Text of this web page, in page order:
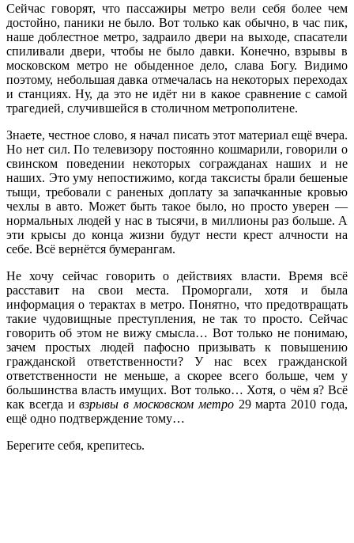
Сейчас говорят, что пассажиры метро вели себя более чем
достойно, паники не было. Вот только как обычно, в час пик,
наше доблестное метро, задраило двери на выходе, спасатели
спиливали двери, чтобы не было давки. Конечно, взрывы в
московском метро не обыденное дело, слава Богу. Видимо
поэтому, небольшая давка отмечалась на некоторых переходах
и станциях. Ну, да это не идёт ни в какое сравнение с самой
трагедией, случившейся в столичном метрополитене.
Знаете, честное слово, я начал писать этот материал ещё вчера.
Но нет сил. По телевизору постоянно кошмарили, говорили о
свинском поведении некоторых согражданах наших и не
наших. Это уму непостижимо, когда таксисты брали бешеные
тыщи, требовали с раненых доплату за запачканные кровью
чехлы в авто. Может быть такое было, но просто уверен —
нормальных людей у нас в тысячи, в миллионы раз больше. А
эти крысы до конца жизни будут нести крест алчности на
себе. Всё вернётся бумерангам.
Не хочу сейчас говорить о действиях власти. Время всё
расставит на свои места. Проморгали, хотя и была
информация о терактах в метро. Понятно, что предотвращать
такие чудовищные преступления, не так то просто. Сейчас
говорить об этом не вижу смысла… Вот только не понимаю,
зачем простых людей пафосно призывать к повышению
гражданской ответственности? У нас всех гражданской
ответственности не меньше, а скорее всего больше, чем у
большинства власть имущих. Вот только… Хотя, о чём я? Всё
как всегда ивзрывы в московском метро29 марта 2010 года,
ещё одно подтверждение тому…
Берегите себя, крепитесь.